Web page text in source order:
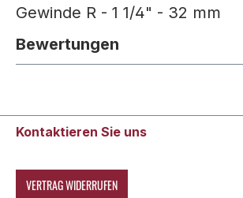
Gewinde R - 1 1/4" - 32 mm
Bewertungen
Kontaktieren Sie uns
VERTRAG WIDERRUFEN